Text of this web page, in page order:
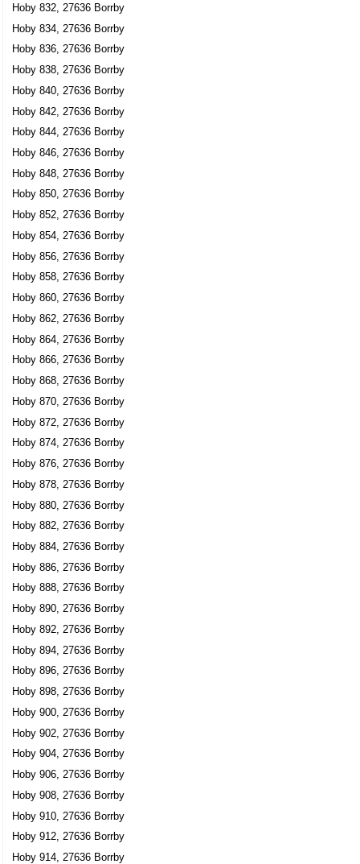
Hoby 832, 27636 Borrby
Hoby 834, 27636 Borrby
Hoby 836, 27636 Borrby
Hoby 838, 27636 Borrby
Hoby 840, 27636 Borrby
Hoby 842, 27636 Borrby
Hoby 844, 27636 Borrby
Hoby 846, 27636 Borrby
Hoby 848, 27636 Borrby
Hoby 850, 27636 Borrby
Hoby 852, 27636 Borrby
Hoby 854, 27636 Borrby
Hoby 856, 27636 Borrby
Hoby 858, 27636 Borrby
Hoby 860, 27636 Borrby
Hoby 862, 27636 Borrby
Hoby 864, 27636 Borrby
Hoby 866, 27636 Borrby
Hoby 868, 27636 Borrby
Hoby 870, 27636 Borrby
Hoby 872, 27636 Borrby
Hoby 874, 27636 Borrby
Hoby 876, 27636 Borrby
Hoby 878, 27636 Borrby
Hoby 880, 27636 Borrby
Hoby 882, 27636 Borrby
Hoby 884, 27636 Borrby
Hoby 886, 27636 Borrby
Hoby 888, 27636 Borrby
Hoby 890, 27636 Borrby
Hoby 892, 27636 Borrby
Hoby 894, 27636 Borrby
Hoby 896, 27636 Borrby
Hoby 898, 27636 Borrby
Hoby 900, 27636 Borrby
Hoby 902, 27636 Borrby
Hoby 904, 27636 Borrby
Hoby 906, 27636 Borrby
Hoby 908, 27636 Borrby
Hoby 910, 27636 Borrby
Hoby 912, 27636 Borrby
Hoby 914, 27636 Borrby